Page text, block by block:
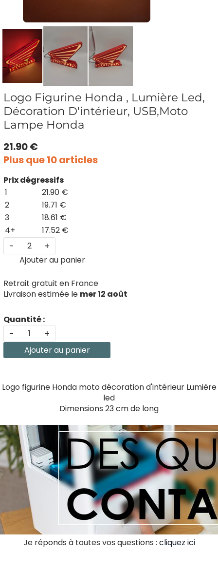
Logo Figurine Honda , Lumière Led,
Décoration D'intérieur, USB,Moto
Lampe Honda
21.90 €
Plus que 10 articles
Prix dégressifs
1
21.90 €
2
19.71 €
3
18.61 €
4+
17.52 €
- +
Ajouter au panier
Retrait gratuit en France
Livraison estimée le mer 12 août
Quantité :
- +
Ajouter au panier
Logo figurine Honda moto décoration d'intérieur Lumière
led
Dimensions 23 cm de long
Je réponds à toutes vos questions : cliquez ici